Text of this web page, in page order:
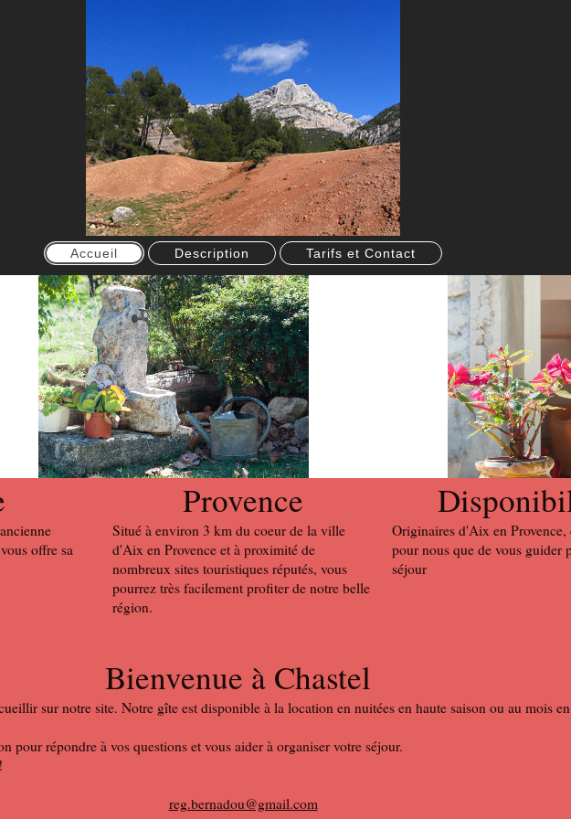
Accueil Description Tarifs et Contact
offre sa
Provence
Situé à environ 3 km du coeur de la ville
d'Aix en Provence et à proximité de
nombreux sites touristiques réputés, vous
pourrez très facilement profiter de notre belle
région.
Originaires d'Aix en Provence,
pour nous que de vous guider
séjour
Bienvenue à Chastel
sur notre site. Notre gîte est disponible à la location en nuitées en haute saison ou au mois
pour répondre à vos questions et vous aider à organiser votre séjour.
reg.bernadou@gmail.com